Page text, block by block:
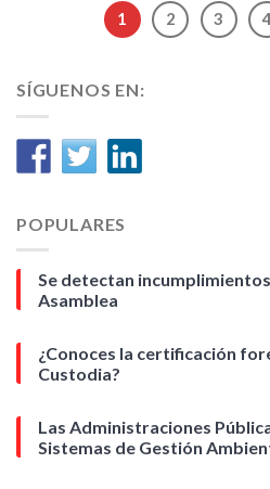
1 2 3 4
SÍGUENOS EN:
POPULARES
Se detectan
Asamblea
¿Conoces la certificación
Custodia?
Las Administraciones
Sistemas de Gestión